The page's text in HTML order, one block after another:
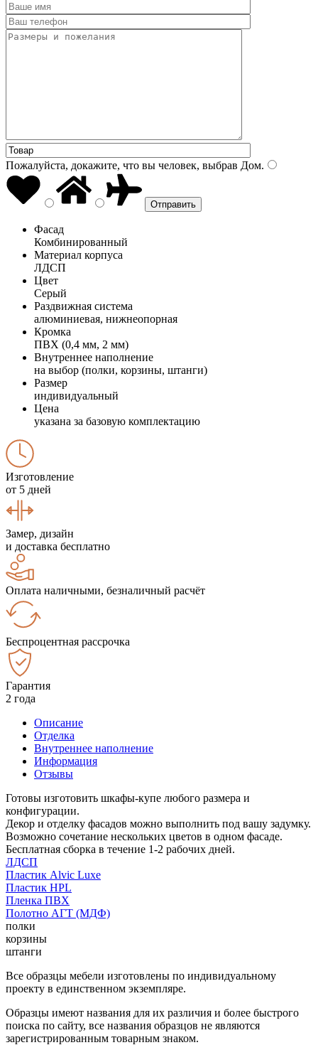
Пожалуйста, докажите, что вы человек, выбрав Дом.
Фасад
Комбинированный
Материал корпуса
ЛДСП
Цвет
Серый
Раздвижная система
алюминиевая, нижнеопорная
Кромка
ПВХ (0,4 мм, 2 мм)
Внутреннее наполнение
на выбор (полки, корзины, штанги)
Размер
индивидуальный
Цена
указана за базовую комплектацию
Изготовление
от 5 дней
Замер, дизайн
и доставка бесплатно
Оплата наличными, безналичный расчёт
Беспроцентная рассрочка
Гарантия
2 года
Описание
Отделка
Внутреннее наполнение
Информация
Отзывы
Готовы изготовить шкафы-купе любого размера и
конфигурации.
Декор и отделку фасадов можно выполнить под вашу задумку.
Возможно сочетание нескольких цветов в одном фасаде.
Бесплатная сборка в течение 1-2 рабочих дней.
ЛДСП
Пластик Alvic Luxe
Пластик HPL
Пленка ПВХ
Полотно АГТ (МДФ)
полки
корзины
штанги
Все образцы мебели изготовлены по индивидуальному
проекту в единственном экземпляре.
Образцы имеют названия для их различия и более быстрого
поиска по сайту, все названия образцов не являются
зарегистрированным товарным знаком.